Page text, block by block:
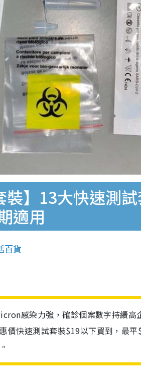
裝】13大快速測
適用
百貨
感染力強，確診個案數字持續
價快速測試套裝$19以下買到，最